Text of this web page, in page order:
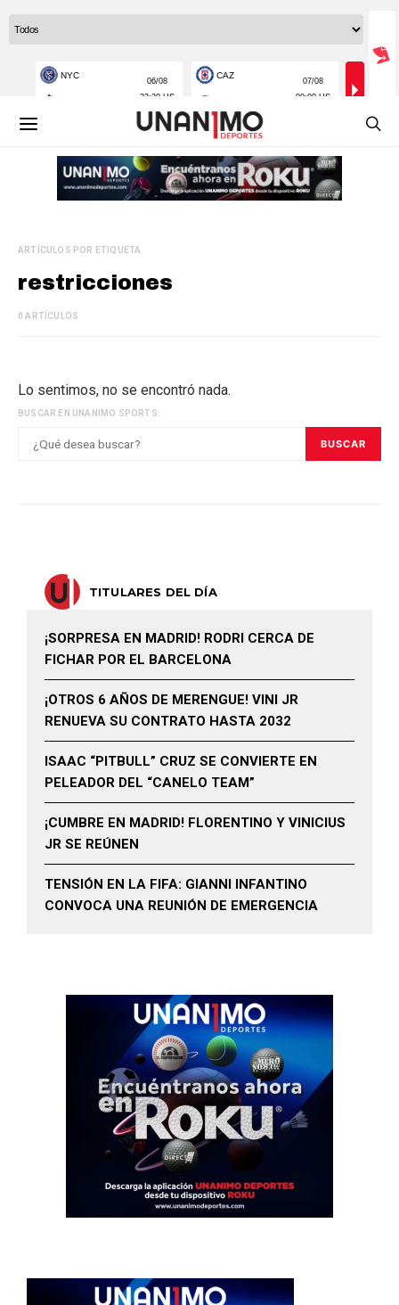
ARTÍCULOS POR ETIQUETA
restricciones
0 ARTÍCULOS
Lo sentimos, no se encontró nada.
BUSCAR EN UNANIMO SPORTS:
BUSCAR
TITULARES DEL DÍA
¡SORPRESA EN MADRID! RODRI CERCA DE
FICHAR POR EL BARCELONA
¡OTROS 6 AÑOS DE MERENGUE! VINI JR
RENUEVA SU CONTRATO HASTA 2032
ISAAC “PITBULL” CRUZ SE CONVIERTE EN
PELEADOR DEL “CANELO TEAM”
¡CUMBRE EN MADRID! FLORENTINO Y VINICIUS
JR SE REÚNEN
TENSIÓN EN LA FIFA: GIANNI INFANTINO
CONVOCA UNA REUNIÓN DE EMERGENCIA